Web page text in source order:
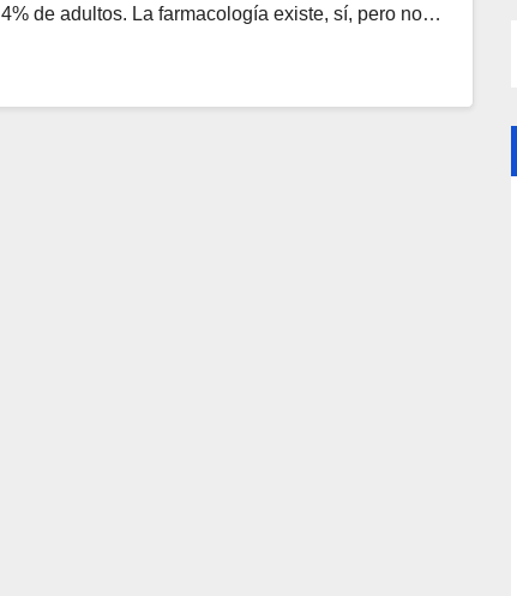
4% de adultos. La farmacología existe, sí, pero no…